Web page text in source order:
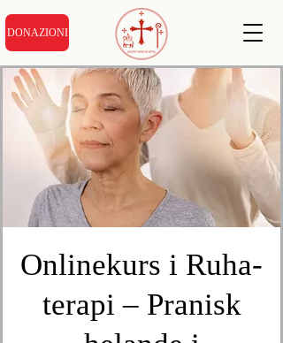
DONAZIONI
Onlinekurs i Ruha-
terapi – Pranisk